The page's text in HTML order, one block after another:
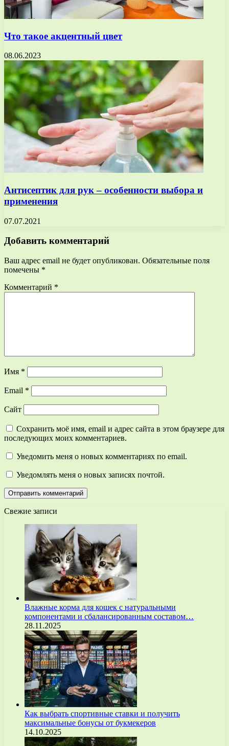
Что такое акцентный цвет
08.06.2023
Антисептик для рук – особенности выбора и
применения
07.07.2021
Добавить комментарий
Ваш адрес email не будет опубликован. Обязательные поля
помечены *
Комментарий *
Имя *
Email *
Сайт
Сохранить моё имя, email и адрес сайта в этом браузере для
последующих моих комментариев.
Уведомить меня о новых комментариях по email.
Уведомлять меня о новых записях почтой.
Свежие записи
Влажные корма для кошек с натуральными
компонентами и сбалансированным составом…
28.11.2025
Как выбрать спортивные ставки и получить
максимальные бонусы от букмекеров
14.10.2025